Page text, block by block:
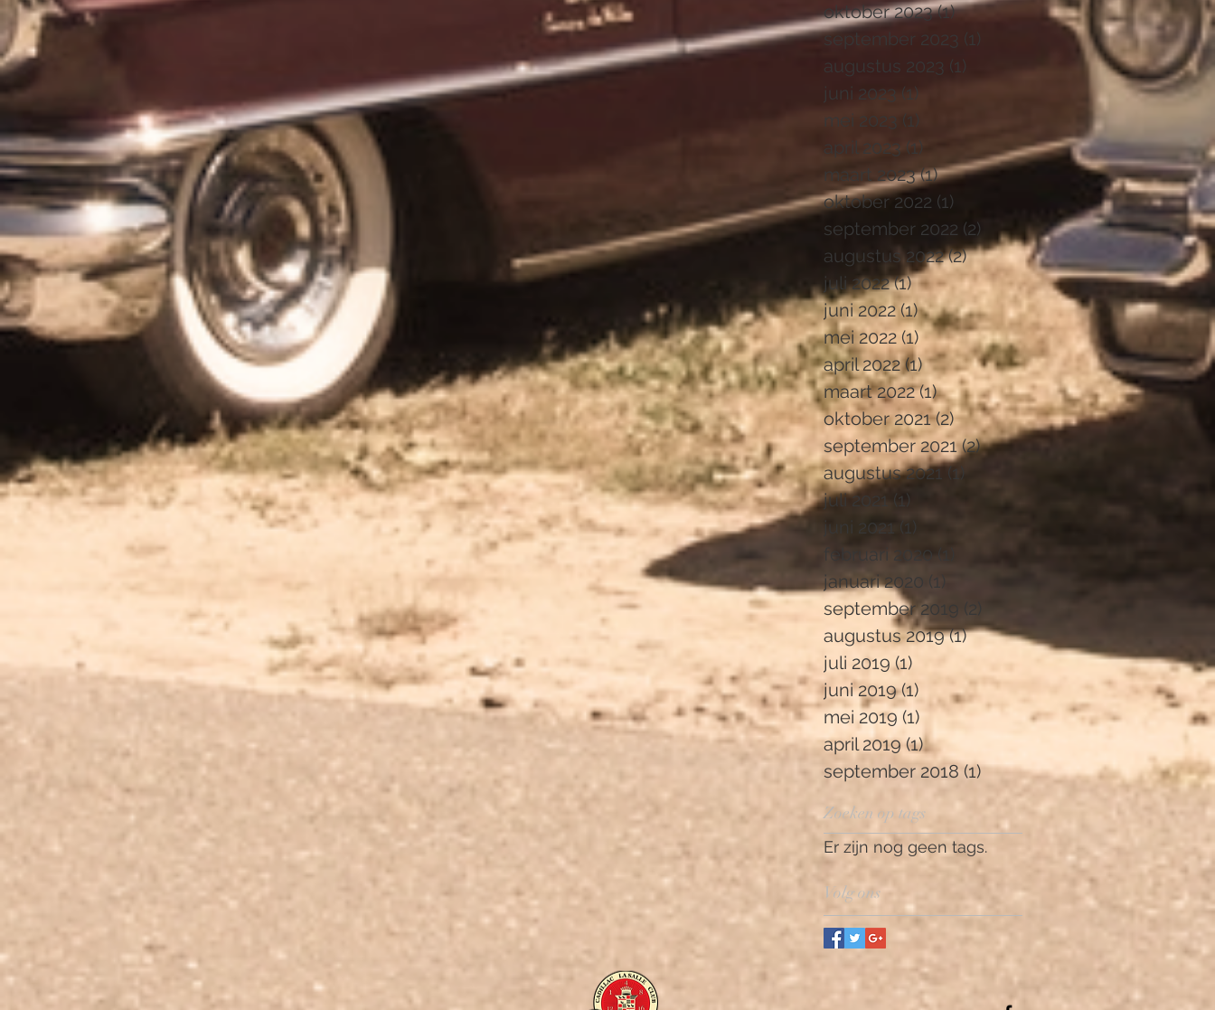
oktober 2023 (1)1 post
september 2023
(1)
augustus 2023 (1)
juni 2023 (1)
mei 2023
(1)
april 2023 (1)
maart 2023 (1)1 post
oktober 2022 (1)
september 2022 (2) 2 posts
augustus 2022 (2)2 posts
juli 2022 (1)1 post
juni 2022 (1)1 post
mei 2022 (1) 1 post
april 2022 (1)1 post
maart 2022 (1)1 post
oktober 2021 (2)2 posts
september 2021 (2)2 posts
augustus 2021 (1)
juli 2021 (1)
juni 2021 (1)
februari 2020
januari 2020 (1)
september 2019 (2)
augustus 2019 (1)1 post
juli 2019 (1)
juni 2019 (1) 1 post
mei 2019 (1) 1 post
april 2019 (1)1 post
september 2018 (1)1 post
Zoeken op tags
Er zijn nog geen tags.
Volg ons